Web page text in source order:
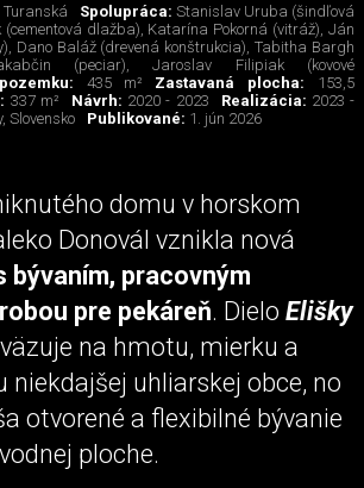
Spolupráca: Stanislav Uruba (šindľová
dlažba), Katarína Pokorná (vitráž), Ján
Dano Baláž (drevená konštrukcia), Tabitha Bargh
(peciar), Jaroslav Filipiak (kovové
435 m² Zastavaná plocha: 153,5
337 m² Návrh: 2020 - 2023 Realizácia: 2023 -
Slovensko Publikované: 1. jún 2026
domu v horskom
Donovál vznikla nová
bývaním, pracovným
pre pekáreň. Dielo Elišky
na hmotu, mierku a
niekdajšej uhliarskej obce, no
otvorené a flexibilné bývanie
ploche.